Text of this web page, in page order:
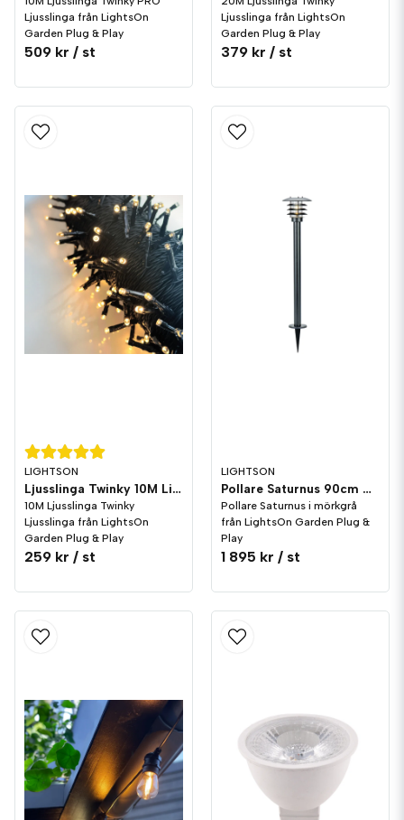
Ljusslinga från LightsOn
Garden Plug & Play
509 kr / st
Ljusslinga från LightsOn
Garden Plug & Play
379 kr / st
LIGHTSON
Ljusslinga Twinky 10M LightsOn Garden Plug & Play
10M Ljusslinga Twinky
Ljusslinga från LightsOn
Garden Plug & Play
259 kr / st
LIGHTSON
Pollare Saturnus 90cm Mörkgrå 3W LightsOn Garden Plug & Play
Pollare Saturnus i mörkgrå
från LightsOn Garden Plug &
Play
1 895 kr / st